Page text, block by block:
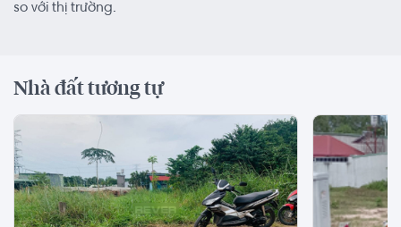
so với thị trường.
Nhà đất tương tự